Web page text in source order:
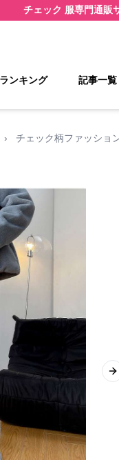
チェック 服専門通販
ンキング 記事一覧
› チェック柄ファッショ